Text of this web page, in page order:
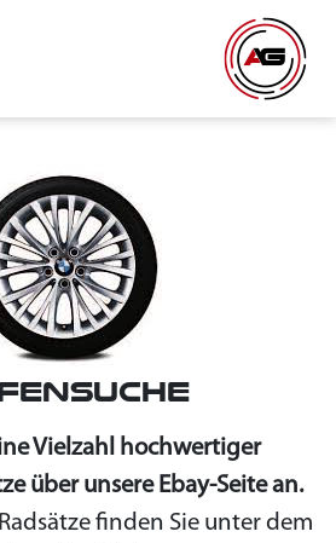
Vielzahl hochwertiger
über unsere Ebay-Seite an.
finden Sie unter dem